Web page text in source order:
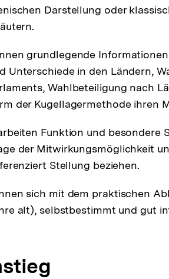
Darstellung oder
grundlegende
Unterschiede in den Ländern,
Wahlbeteiligung nach
der Kugellagermethode ihren
Funktion und besondere
der Mitwirkungsmöglichkeit
Stellung beziehen.
sich mit dem praktischen
alt), selbstbestimmt und gut